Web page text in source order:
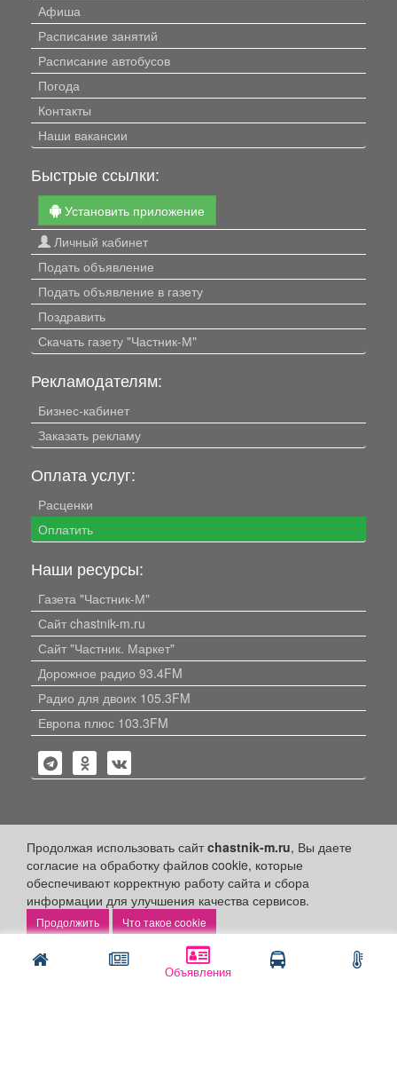
Объявления
Продолжая использовать сайтchastnik-m.ru, Вы даете
согласие на обработку файлов cookie, которые
обеспечивают корректную работу сайта и сбора
информации для улучшения качества сервисов.
Что такое cookie
Афиша
Расписание занятий
Расписание автобусов
Погода
Контакты
Наши вакансии
Быстрые ссылки:
Установить приложение
Личный кабинет
Подать объявление
Подать объявление в газету
Поздравить
Скачать газету "Частник-М"
Рекламодателям:
Бизнес-кабинет
Заказать рекламу
Оплата услуг:
Расценки
Оплатить
Наши ресурсы:
Газета "Частник-М"
Сайт chastnik-m.ru
Сайт "Частник. Маркет"
Дорожное радио 93.4FM
Радио для двоих 105.3FM
Европа плюс 103.3FM
Политика конфиденциальности
Публикации с пометкой «Реклама», «На правах рекламы»,
«Партнёрский проект» оплачены рекламодателем.
Редакция сайта не несет ответственности за достоверность
объявлениях.
+16 © 2006-2026 ООО "Частник-М"